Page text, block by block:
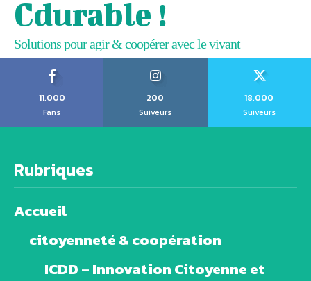
Cdurable !
Solutions pour agir & coopérer avec le vivant
11,000
Fans
200
Suiveurs
18,000
Suiveurs
Rubriques
Accueil
citoyenneté & coopération
ICDD – Innovation Citoyenne et